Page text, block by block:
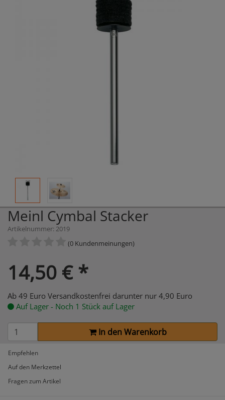
Meinl Cymbal Stacker
Artikelnummer: 2019
(0 Kundenmeinungen)
14,50 € *
Ab 49 Euro Versandkostenfrei darunter nur 4,90 Euro
Auf Lager - Noch 1 Stück auf Lager
In den Warenkorb
Empfehlen
Auf den Merkzettel
Fragen zum Artikel